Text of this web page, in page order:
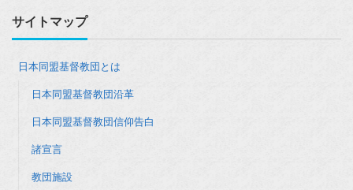
サイトマップ
日本同盟基督教団とは
日本同盟基督教団沿革
日本同盟基督教団信仰告白
諸宣言
教団施設